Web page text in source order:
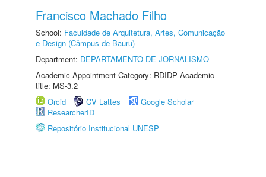
Francisco Machado Filho
School: Faculdade de Arquitetura, Artes, Comunicação
e Design (Câmpus de Bauru)
Department: DEPARTAMENTO DE JORNALISMO
Academic Appointment Category: RDIDP Academic
title: MS-3.2
Orcid
CV Lattes
Google Scholar
ResearcherID
Repositório Institucional UNESP